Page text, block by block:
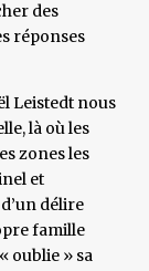
des
réponses
Leistedt nous
là où les
zones les
et
délire
famille
oublie » sa